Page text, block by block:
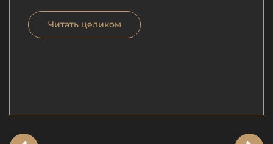
Профессионализм сотрудников
компании, которые были
грамотно преподнести информацию
Читать целиком